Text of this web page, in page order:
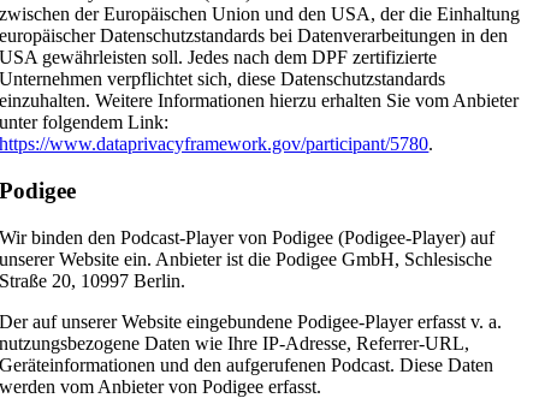
zwischen der Europäischen Union und den USA, der die Einhaltung
europäischer Datenschutzstandards bei Datenverarbeitungen in den
USA gewährleisten soll. Jedes nach dem DPF zertifizierte
Unternehmen verpflichtet sich, diese Datenschutzstandards
einzuhalten. Weitere Informationen hierzu erhalten Sie vom Anbieter
unter folgendem Link:
https://www.dataprivacyframework.gov/participant/5780.
Podigee
Wir binden den Podcast-Player von Podigee (Podigee-Player) auf
unserer Website ein. Anbieter ist die Podigee GmbH, Schlesische
Straße 20, 10997 Berlin.
Der auf unserer Website eingebundene Podigee-Player erfasst v. a.
nutzungsbezogene Daten wie Ihre IP-Adresse, Referrer-URL,
Geräteinformationen und den aufgerufenen Podcast. Diese Daten
werden vom Anbieter von Podigee erfasst.